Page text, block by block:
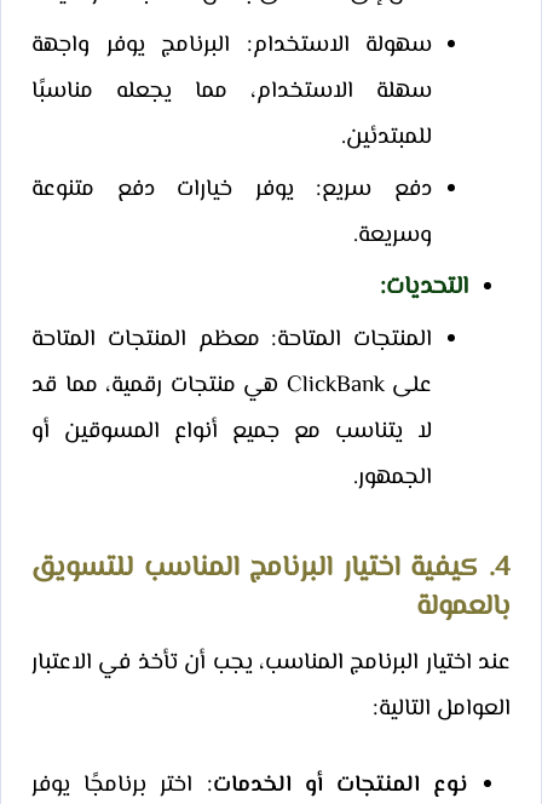
سهولة الاستخدام: البرنامج يوفر واجهة
سهلة الاستخدام، مما يجعله مناسبًا
للمبتدئين.
دفع سريع: يوفر خيارات دفع متنوعة
وسريعة.
التحديات:
المنتجات المتاحة: معظم المنتجات المتاحة
على ClickBank هي منتجات رقمية، مما قد
لا يتناسب مع جميع أنواع المسوقين أو
الجمهور.
4. كيفية اختيار البرنامج المناسب للتسويق
بالعمولة
عند اختيار البرنامج المناسب، يجب أن تأخذ في الاعتبار
العوامل التالية:
نوع المنتجات أو الخدمات: اختر برنامجًا يوفر